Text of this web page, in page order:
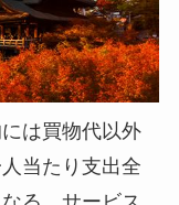
は買物代以外
当たり支出全